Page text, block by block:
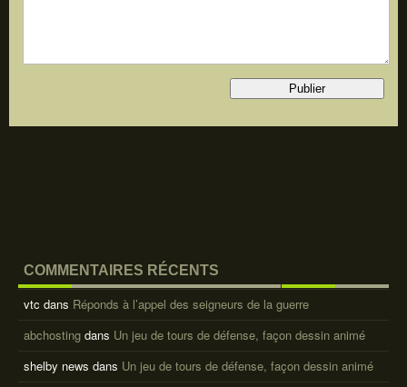
COMMENTAIRES RÉCENTS
vtc dans Réponds à l’appel des seigneurs de la guerre
abchosting dans Un jeu de tours de défense, façon dessin animé
shelby news dans Un jeu de tours de défense, façon dessin animé